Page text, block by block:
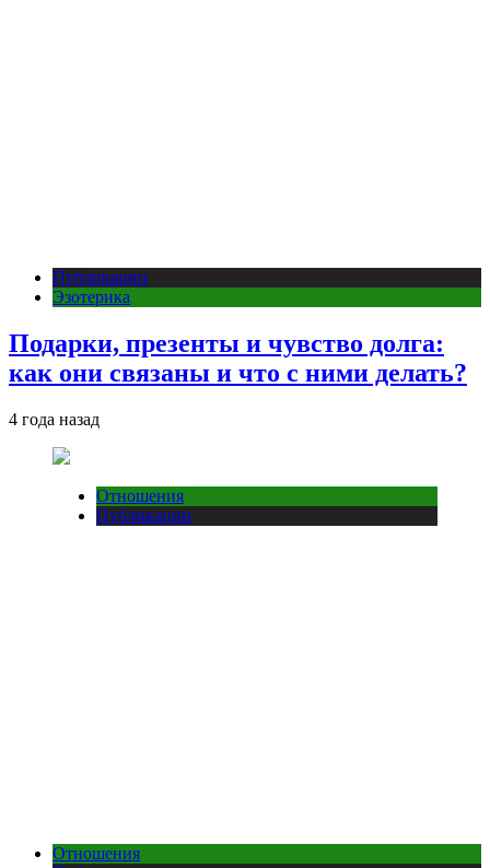
Публикации
Эзотерика
Подарки, презенты и чувство долга:
как они связаны и что с ними делать?
4 года назад
Отношения
Публикации
Отношения